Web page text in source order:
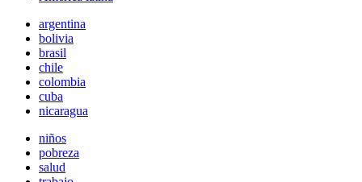
argentina
bolivia
brasil
chile
colombia
cuba
nicaragua
niños
pobreza
salud